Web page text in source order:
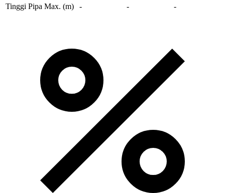
Tinggi Pipa Max. (m) - - -